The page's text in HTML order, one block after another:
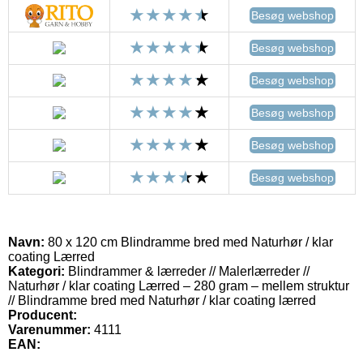
Besøg webshop
Besøg webshop
Besøg webshop
Besøg webshop
Besøg webshop
Besøg webshop
Navn: 80 x 120 cm Blindramme bred med Naturhør / klar
coating Lærred
Kategori: Blindrammer & lærreder // Malerlærreder //
Naturhør / klar coating Lærred – 280 gram – mellem struktur
// Blindramme bred med Naturhør / klar coating lærred
Producent:
Varenummer: 4111
EAN: